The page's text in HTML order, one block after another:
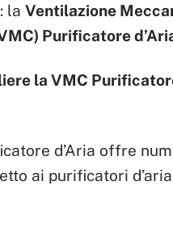
laVentilazione
Purificatore
la VMC
d’Aria offre
ai purificatori d’aria